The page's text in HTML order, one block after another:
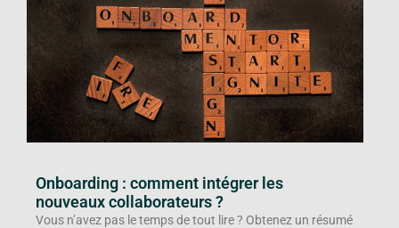
Onboarding : comment intégrer les
nouveaux collaborateurs ?
Vous n’avez pas le temps de tout lire ? Obtenez un résumé